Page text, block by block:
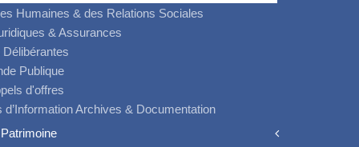
Humaines & des Relations Sociales
& Assurances
Publique
d'offres
Archives & Documentation